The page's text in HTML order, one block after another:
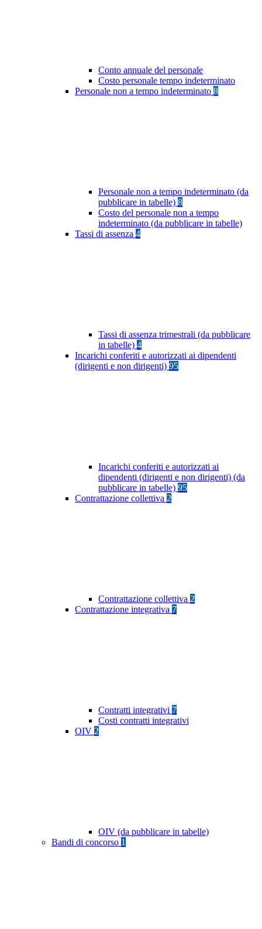
Conto annuale del personale
Costo personale tempo indeterminato
Personale non a tempo indeterminato 8
Personale non a tempo indeterminato (da
pubblicare in tabelle) 8
Costo del personale non a tempo
indeterminato (da pubblicare in tabelle)
Tassi di assenza 4
Tassi di assenza trimestrali (da pubblicare
in tabelle) 4
Incarichi conferiti e autorizzati ai dipendenti
(dirigenti e non dirigenti) 95
Incarichi conferiti e autorizzati ai
dipendenti (dirigenti e non dirigenti) (da
pubblicare in tabelle) 95
Contrattazione collettiva 2
Contrattazione collettiva 2
Contrattazione integrativa 7
Contratti integrativi 7
Costi contratti integrativi
OIV 2
OIV (da pubblicare in tabelle)
Bandi di concorso 1